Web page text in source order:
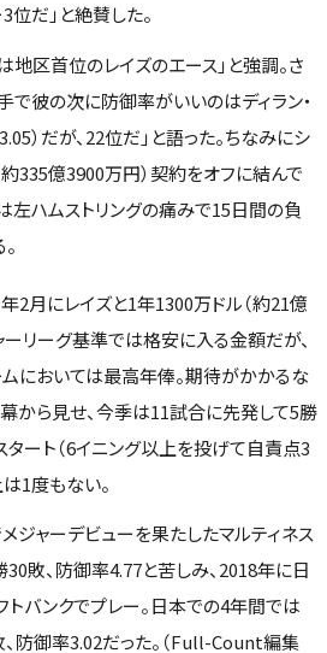
位だ」と絶賛した。
区首位のレイズのエース」と強調。さ
で彼の次に防御率がいいのはディラン・
）だが、22位だ」と語った。ちなみにシ
335億3900万円）契約をオフに結んで
左ハムストリングの痛みで15日間の負
2月にレイズと1年1300万ドル（約21億
ーリーグ基準では格安に入る金額だが、
においては最高年俸。期待がかかるな
から見せ、今季は11試合に先発して5勝
タート（6イニング以上を投げて自責点3
1度もない。
ジャーデビューを果たしたマルティネス
敗、防御率4.77と苦しみ、2018年に日
トバンクでプレー。日本での4年間では
防御率3.02だった。（Full-Count編集